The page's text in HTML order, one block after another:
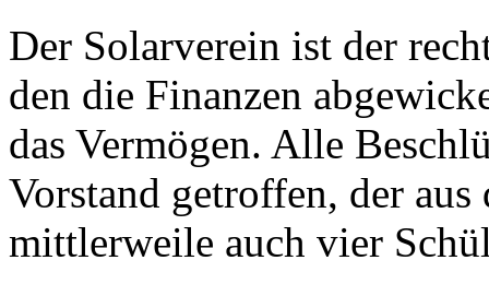
Der Solarverein ist der
den die Finanzen
das Vermögen. Alle
Vorstand getroffen, der
mittlerweile auch vier